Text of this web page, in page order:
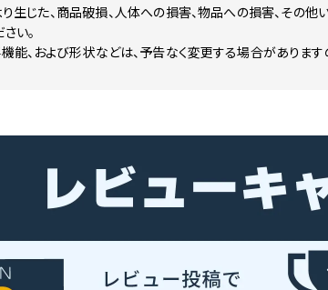
生じた、商品破損、人体への損害、物品への損害、その
い。
能、および形状などは、予告なく変更する場合がありますの